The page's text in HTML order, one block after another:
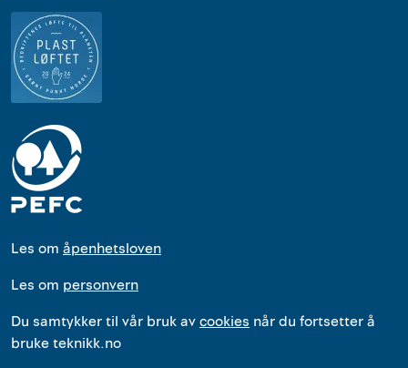
Les om åpenhetsloven
Les om personvern
Du samtykker til vår bruk avcookies når du fortsetter å
bruke teknikk.no